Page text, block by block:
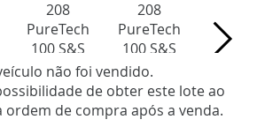
não foi vendido.
de obter este lote ao
de compra após a venda.